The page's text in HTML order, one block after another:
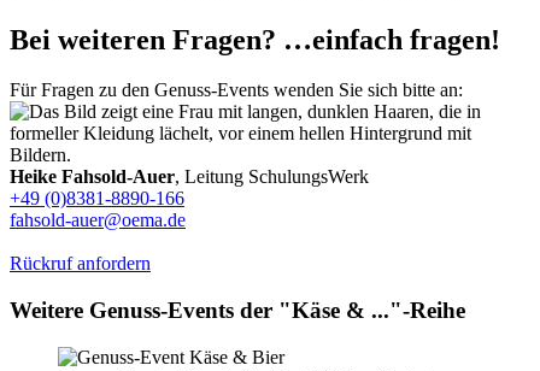
Bei weiteren Fragen? …einfach fragen!
Für Fragen zu den Genuss-Events wenden Sie sich bitte an:
Heike Fahsold-Auer, Leitung SchulungsWerk
+49 (0)8381-8890-166
fahsold-auer@oema.de
Rückruf anfordern
Weitere Genuss-Events der "Käse & ..."-Reihe